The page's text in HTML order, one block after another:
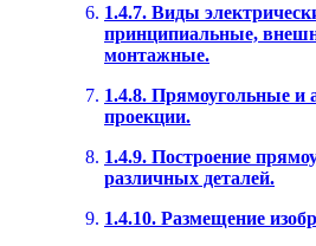
1.4.7. Виды
принципиальные,
монтажные.
1.4.8. Прямоугольные и
проекции.
1.4.9. Построение
различных деталей.
1.4.10. Размещение